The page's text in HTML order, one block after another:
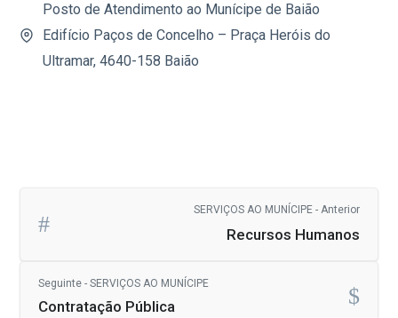
Posto de Atendimento ao Munícipe de Baião
Edifício Paços de Concelho – Praça Heróis do
Ultramar, 4640-158 Baião
SERVIÇOS AO MUNÍCIPE - Anterior
Recursos Humanos
Seguinte - SERVIÇOS AO MUNÍCIPE
Contratação Pública